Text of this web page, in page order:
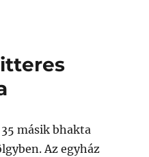
másik bhakta
Az egyház